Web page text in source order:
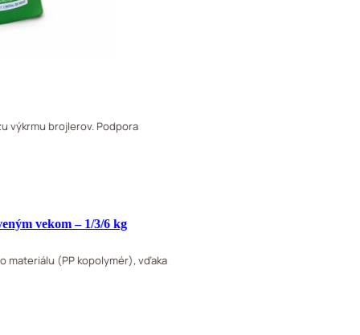
výkrmu brojlerov. Podpora
vekom – 1/3/6 kg
materiálu (PP kopolymér), vďaka